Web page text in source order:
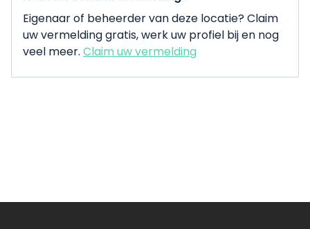
Eigenaar of beheerder van deze locatie? Claim
uw vermelding gratis, werk uw profiel bij en nog
veel meer. Claim uw vermelding